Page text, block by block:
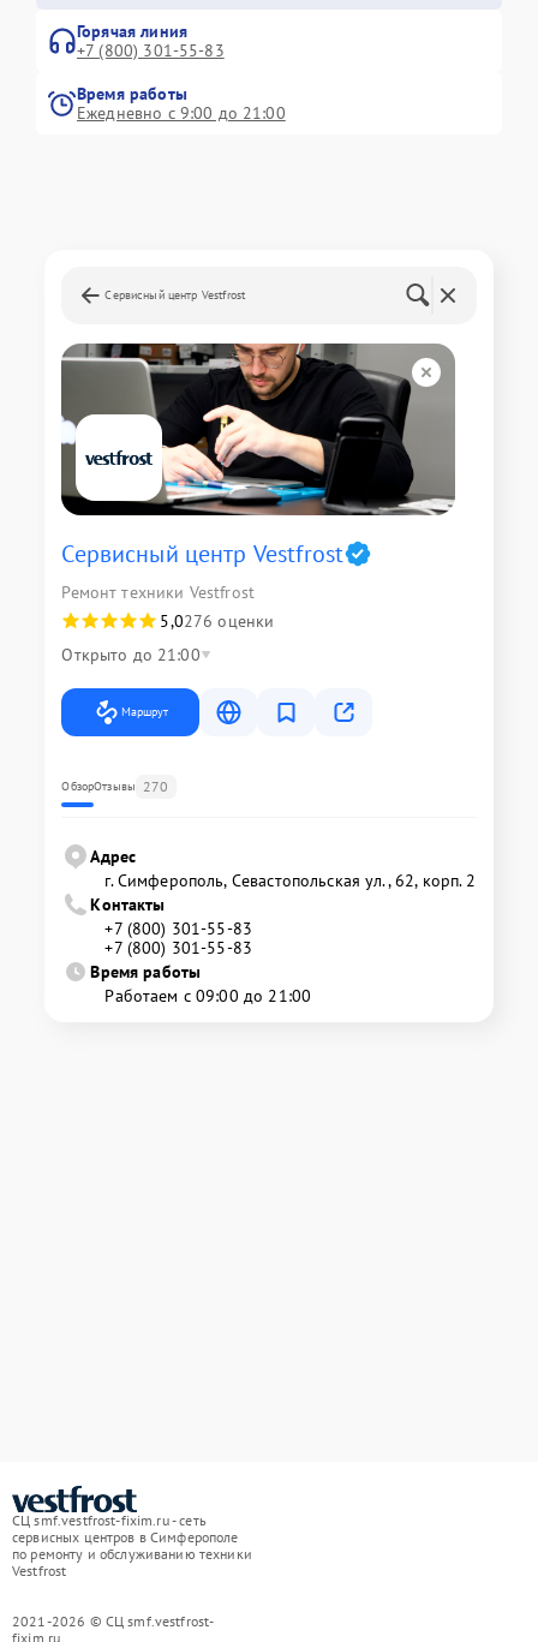
Горячая линия
+7 (800) 301-55-83
Время работы
Ежедневно с 9:00 до 21:00
Сервисный центр Vestfrost
Сервисный центр Vestfrost
Ремонт техники Vestfrost
5,0276 оценки
Открыто до 21:00
Маршрут
ОбзорОтзывы 270
Адрес
г. Симферополь, Севастопольская ул., 62, корп. 2
Контакты
+7 (800) 301-55-83
+7 (800) 301-55-83
Время работы
Работаем с 09:00 до 21:00
СЦ smf.vestfrost-fixim.ru - сеть
сервисных центров в Симферополе
по ремонту и обслуживанию техники
Vestfrost
2021-2026 © СЦ smf.vestfrost-
fixim.ru